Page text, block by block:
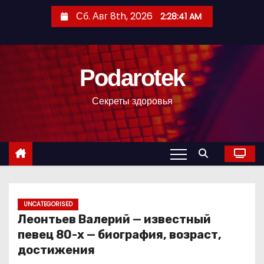
с
Сб. Авг 8th, 2026 2:28:42 AM
Podarotek
Секреты здоровья
UNCATEGORISED
Леонтьев Валерий — известный
певец 80-х — биография, возраст,
достижения